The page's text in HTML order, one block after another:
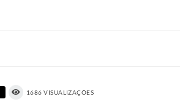
1686 VISUALIZAÇÕES